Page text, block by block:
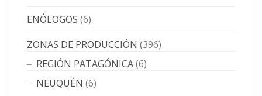
ENÓLOGOS (6)
ZONAS DE PRODUCCIÓN (396)
REGIÓN PATAGÓNICA(6)
NEUQUÉN (6)